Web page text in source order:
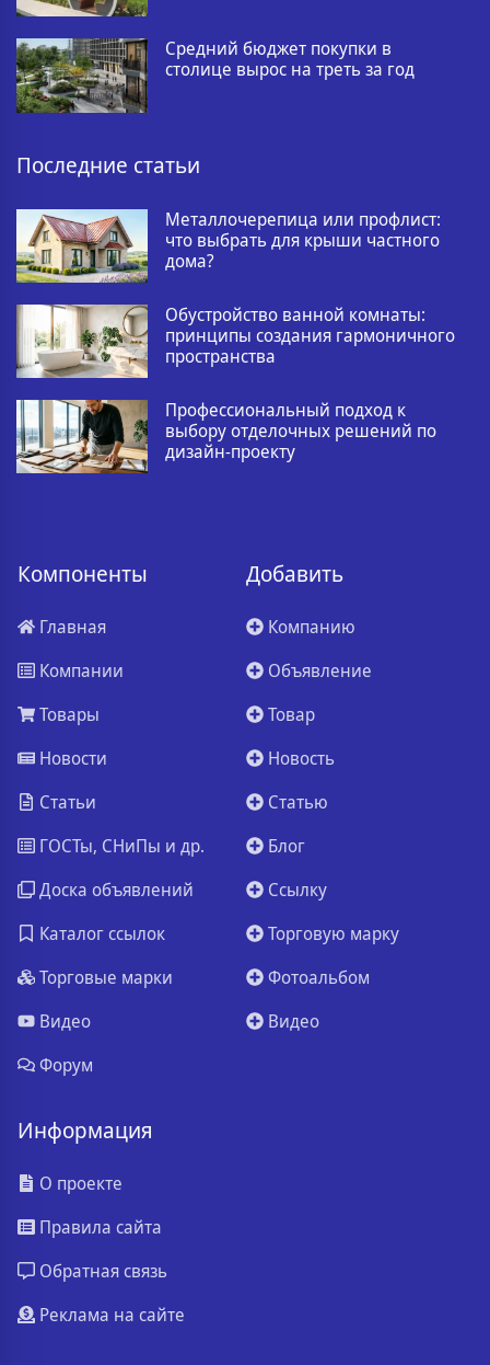
Средний бюджет покупки в
столице вырос на треть за год
Последние статьи
Металлочерепица или профлист:
что выбрать для крыши частного
дома?
Обустройство ванной комнаты:
принципы создания гармоничного
пространства
Профессиональный подход к
выбору отделочных решений по
дизайн-проекту
Компоненты
Главная
Компании
Товары
Новости
Статьи
ГОСТы, СНиПы и др.
Доска объявлений
Каталог ссылок
Торговые марки
Видео
Форум
Добавить
Компанию
Объявление
Товар
Новость
Статью
Блог
Ссылку
Торговую марку
Фотоальбом
Видео
Информация
О проекте
Правила сайта
Обратная связь
Реклама на сайте